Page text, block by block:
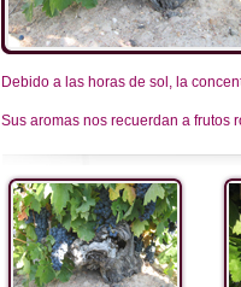
Debido a las horas de sol, la
Sus aromas nos recuerdan a frutos